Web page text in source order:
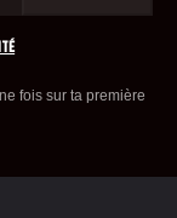
fois sur ta première